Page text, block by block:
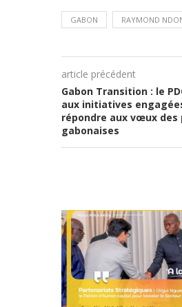
GABON RAYMOND
article précédent
Gabon Transition : le
aux initiatives
répondre aux vœux des
gabonaises